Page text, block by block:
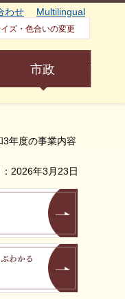
わせ Multilingual
ズ・色合いの変更
市政
年度の事業内容
2026年3月23日